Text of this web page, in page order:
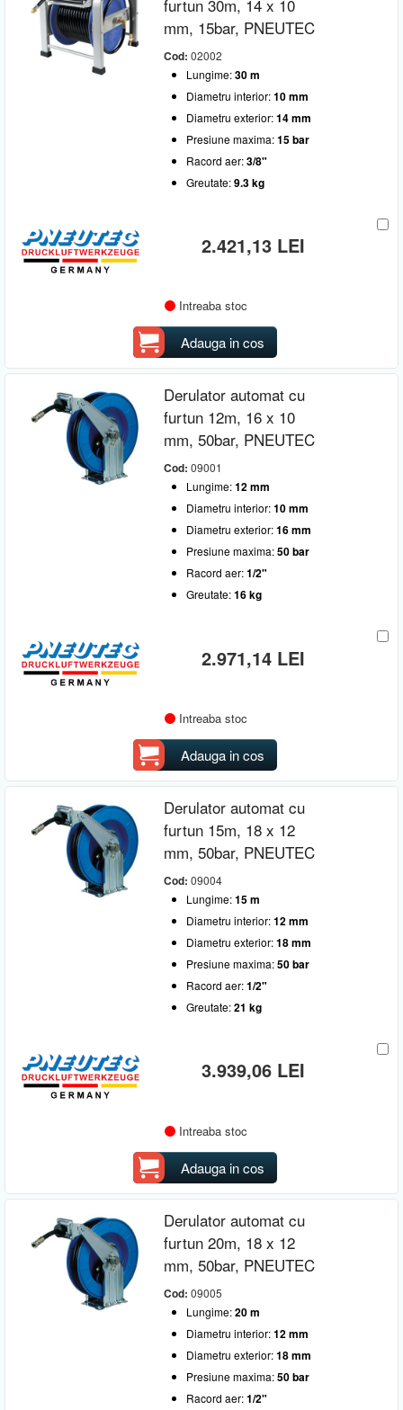
furtun 30m, 14 x 10
mm, 15bar, PNEUTEC
Cod:02002
Lungime:30 m
Diametru interior:10 mm
Diametru exterior:14 mm
Presiune maxima:15 bar
Racord aer:3/8"
Greutate:9.3 kg
2.421,13 LEI
Intreaba stoc
Adauga in cos
Derulator automat cu
furtun 12m, 16 x 10
mm, 50bar, PNEUTEC
Cod:09001
Lungime:12 mm
Diametru interior:10 mm
Diametru exterior:16 mm
Presiune maxima:50 bar
Racord aer:1/2"
Greutate:16 kg
2.971,14 LEI
Intreaba stoc
Adauga in cos
Derulator automat cu
furtun 15m, 18 x 12
mm, 50bar, PNEUTEC
Cod:09004
Lungime:15 m
Diametru interior:12 mm
Diametru exterior:18 mm
Presiune maxima:50 bar
Racord aer:1/2"
Greutate:21 kg
3.939,06 LEI
Intreaba stoc
Adauga in cos
Derulator automat cu
furtun 20m, 18 x 12
mm, 50bar, PNEUTEC
Cod:09005
Lungime:20 m
Diametru interior:12 mm
Diametru exterior:18 mm
Presiune maxima:50 bar
Racord aer:1/2"